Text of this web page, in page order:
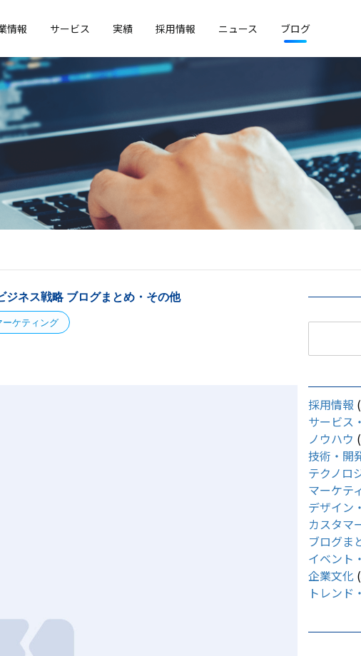
情報 サービス 実績 採用情報 ニュース ブログ
ジネス戦略ブログまとめ・その他
ーケティング
採用情報
サービス
ノウハウ
技術・開
テクノロ
マーケテ
デザイン
カスタマ
ブログま
イベント
企業文化
トレンド